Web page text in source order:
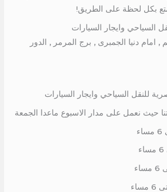
بكل لحظة على الطريق!
السياحي وايجار السيارات
, امام دنيا الجمبرى , برج المرمر , الدور
للنقل السياحي وايجار السيارات
حيث نعمل على مدار الاسبوع ماعدا الجمعة